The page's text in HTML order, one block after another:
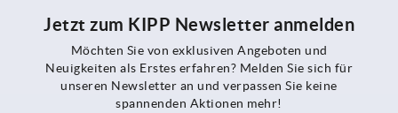
Jetzt zum KIPP Newsletter anmelden
Möchten Sie von exklusiven Angeboten und
Neuigkeiten als Erstes erfahren? Melden Sie sich für
unseren Newsletter an und verpassen Sie keine
spannenden Aktionen mehr!